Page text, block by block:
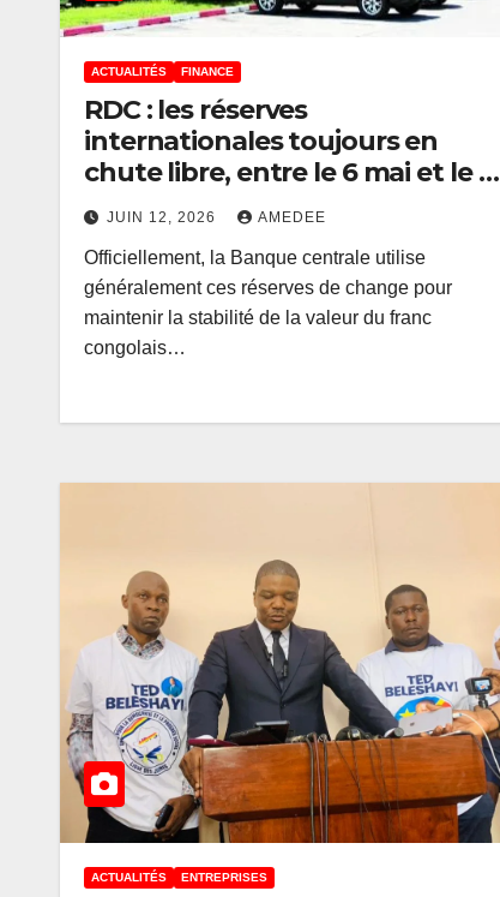
ACTUALITÉS FINANCE
RDC : les réserves
internationales toujours en
chute libre, entre le 6 mai et le 3
juin 2026 une baisse cumulée de
552 millions USD
JUIN 12, 2026 AMEDEE
Officiellement, la Banque centrale utilise
généralement ces réserves de change pour
maintenir la stabilité de la valeur du franc
congolais…
ACTUALITÉS ENTREPRISES